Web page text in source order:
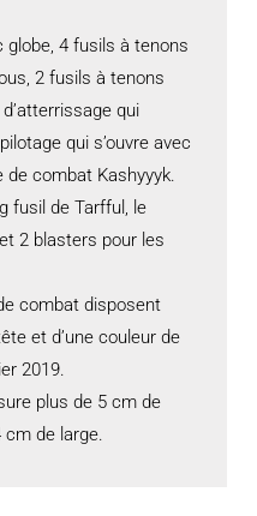
globe, 4 fusils à tenons
2 fusils à tenons
qui
qui s’ouvre avec
de combat Kashyyyk.
fusil de Tarfful, le
2 blasters pour les
combat disposent
et d’une couleur de
2019.
plus de 5 cm de
cm de large.